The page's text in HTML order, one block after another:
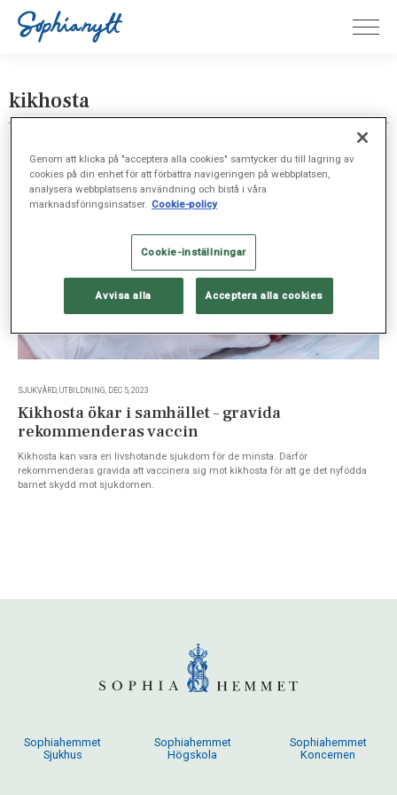
kikhosta
SJUKVÅRD, UTBILDNING, DEC 5, 2023
Kikhosta ökar i samhället – gravida
rekommenderas vaccin
Kikhosta kan vara en livshotande sjukdom för de minsta. Därför
rekommenderas gravida att vaccinera sig mot kikhosta för att ge det nyfödda
barnet skydd mot sjukdomen.
Sophiahemmet
Sjukhus
Sophiahemmet
Högskola
Sophiahemmet
Koncernen
Genom att klicka på "acceptera alla cookies" samtycker du till lagring av
cookies på din enhet för att förbättra navigeringen på webbplatsen,
analysera webbplatsens användning och bistå i våra
marknadsföringsinsatser. Cookie-policy
Cookie-inställningar
Avvisa alla Acceptera alla cookies